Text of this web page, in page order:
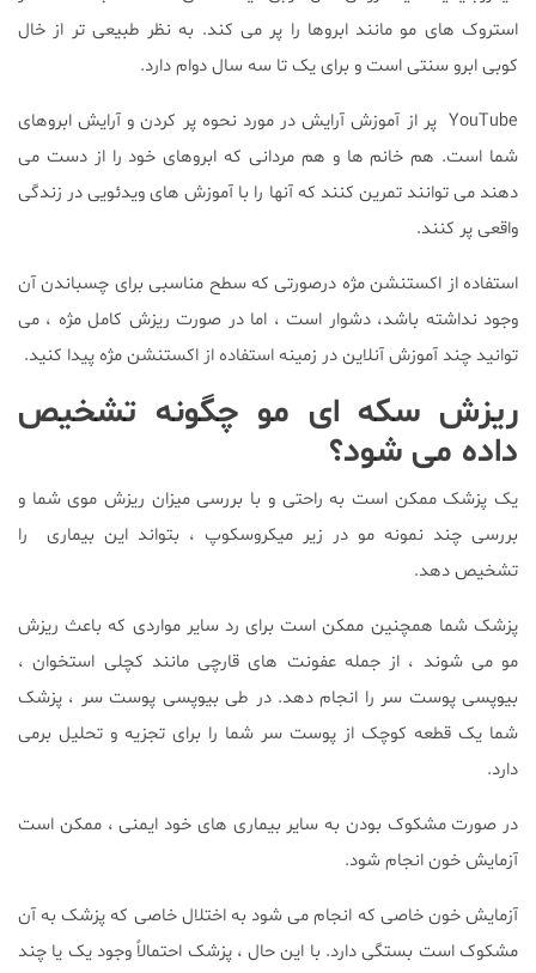
استروک های مو مانند ابروها را پر می کند. به نظر طبیعی تر از خال
کوبی ابرو سنتی است و برای یک تا سه سال دوام دارد.
YouTube پر از آموزش آرایش در مورد نحوه پر کردن و آرایش ابروهای
شما است. هم خانم ها و هم مردانی که ابروهای خود را از دست می
دهند می توانند تمرین کنند که آنها را با آموزش های ویدئویی در زندگی
واقعی پر کنند.
استفاده از اکستنشن مژه درصورتی که سطح مناسبی برای چسباندن آن
وجود نداشته باشد، دشوار است ، اما در صورت ریزش کامل مژه ، می
توانید چند آموزش آنلاین در زمینه استفاده از اکستنشن مژه پیدا کنید.
ریزش سکه ای مو چگونه تشخیص
داده می شود؟
یک پزشک ممکن است به راحتی و با بررسی میزان ریزش موی شما و
بررسی چند نمونه مو در زیر میکروسکوپ ، بتواند این بیماری را
تشخیص دهد.
پزشک شما همچنین ممکن است برای رد سایر مواردی که باعث ریزش
مو می شوند ، از جمله عفونت های قارچی مانند کچلی استخوان ،
بیوپسی پوست سر را انجام دهد. در طی بیوپسی پوست سر ، پزشک
شما یک قطعه کوچک از پوست سر شما را برای تجزیه و تحلیل برمی
دارد.
در صورت مشکوک بودن به سایر بیماری های خود ایمنی ، ممکن است
آزمایش خون انجام شود.
آزمایش خون خاصی که انجام می شود به اختلال خاصی که پزشک به آن
مشکوک است بستگی دارد. با این حال ، پزشک احتمالاً وجود یک یا چند